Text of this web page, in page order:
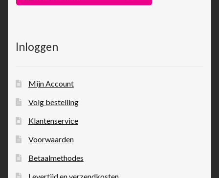
Inloggen
Mijn Account
Volg bestelling
Klantenservice
Voorwaarden
Betaalmethodes